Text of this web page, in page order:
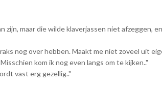
zijn, maar die wilde klaverjassen niet afzeggen,
nog over hebben. Maakt me niet zoveel uit
kom ik nog even langs om te kijken.."
vast erg gezellig.."